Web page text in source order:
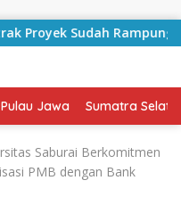
Sudah Rampung
Pulau Jawa Sumatra
Saburai Berkomitmen
PMB dengan Bank